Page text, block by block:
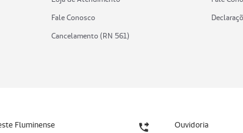
Fale Conosco
Cancelamento (RN 561)
Fluminense Ouvidoria